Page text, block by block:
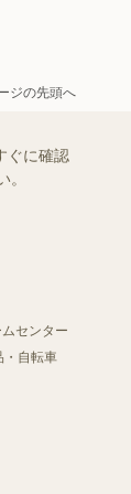
ジの先頭へ
ぐに確認
センター
・自転車